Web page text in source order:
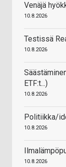
Venäjä
10.8.2026
Testissä
10.8.2026
ETF:t...)
10.8.2026
Politiikka/
10.8.2026
10.8.2026